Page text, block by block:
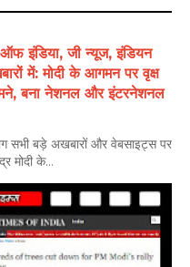
ऑफ इंडिया, जी न्यूज, इंडियन
में: मोदी के आगमन पर वृक्ष
बना नेशनल और इंटरनेशनल
सभी बड़े अखबारों और वेबसाइट्स पर
मोदी के...